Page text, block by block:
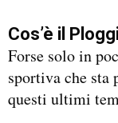
Cos’è il
Forse solo in
sportiva che sta
questi ultimi